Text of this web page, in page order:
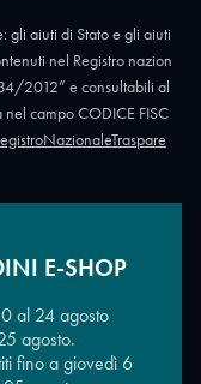
gli aiuti di Stato e gli aiuti
nel Registro nazion
2012” e consultabili al
campo CODICE FISC
e C. snc - Partita IVA
E-SHOP
al 24 agosto
agosto.
fino a giovedì 6